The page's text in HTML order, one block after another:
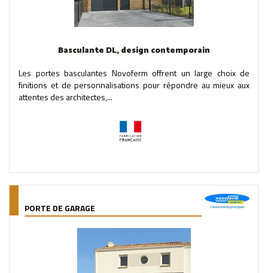
Basculante DL, design contemporain
Les portes basculantes Novoferm offrent un large choix de
finitions et de personnalisations pour répondre au mieux aux
attentes des architectes,...
PORTE DE GARAGE